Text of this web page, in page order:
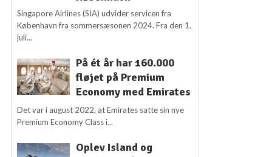
Singapore Airlines (SIA) udvider servicen fra
København fra sommersæsonen 2024. Fra den 1.
juli...
På ét år har 160.000
fløjet på Premium
Economy med Emirates
Det var i august 2022, at Emirates satte sin nye
Premium Economy Class i...
Oplev Island og